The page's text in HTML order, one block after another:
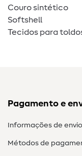
Couro sintético
Softshell
Tecidos para
Pagamento e
Informações de envio
Métodos de